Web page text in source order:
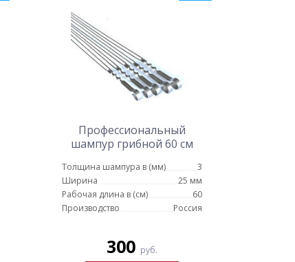
Профессиональный
шампур грибной 60 см
Толщина шампура в (мм)
3
Ширина
25 мм
Рабочая длина в (см)
60
Производство
Россия
300 руб.